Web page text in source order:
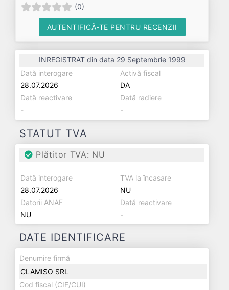
(0)
AUTENTIFICĂ-TE PENTRU RECENZII
INREGISTRAT din data 29 Septembrie 1999
Dată interogare
28.07.2026
Activă fiscal
DA
Dată reactivare
-
Dată radiere
-
STATUT TVA
Plătitor TVA: NU
Dată interogare
28.07.2026
TVA la încasare
NU
Datorii ANAF
NU
Dată reactivare
-
DATE IDENTIFICARE
Denumire firmă
CLAMISO SRL
Cod fiscal (CIF/CUI)